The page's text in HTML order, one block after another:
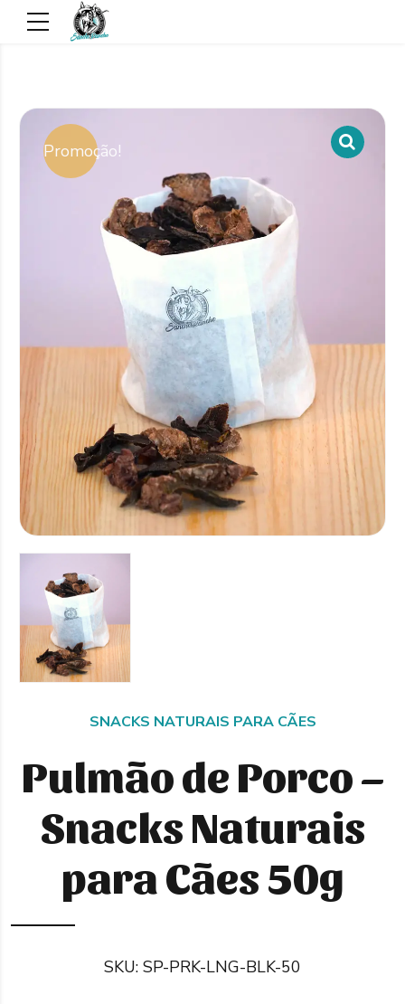
Promoção!
SNACKS NATURAIS PARA CÃES
Pulmão de Porco –
Snacks Naturais
para Cães 50g
SKU: SP-PRK-LNG-BLK-50